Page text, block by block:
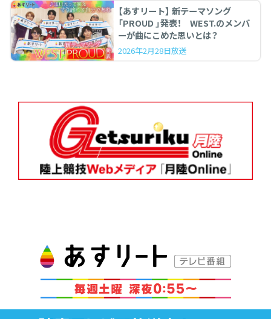
【あすリート】 新テーマソング
「PROUD 」発表！ WEST.のメンバ
ーが曲にこめた思いとは？
2026年2月28日放送